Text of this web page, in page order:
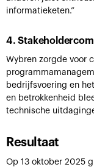
informatieketen.”
4.
Wybren zorgde voor
bedrijfsvoering en
en betrokkenheid
technische
Resultaat
Op 13 oktober 2025